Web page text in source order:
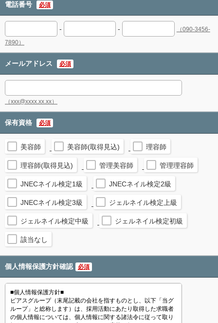
電話番号 必須
- -
（090-3456-
7890）
メールアドレス 必須
（xxx@xxxx.xx.xx）
保有資格 必須
美容師 美容師(取得見込) 理容師
理容師(取得見込) 管理美容師 管理理容師
JNECネイル検定1級 JNECネイル検定2級
JNECネイル検定3級 ジェルネイル検定上級
ジェルネイル検定中級 ジェルネイル検定初級
該当なし
個人情報保護方針確認 必須